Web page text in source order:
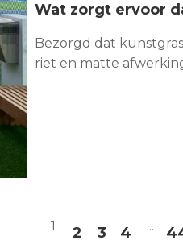
Wat zorgt ervoor
Bezorgd dat
riet en matte
1 2 3 4 ...